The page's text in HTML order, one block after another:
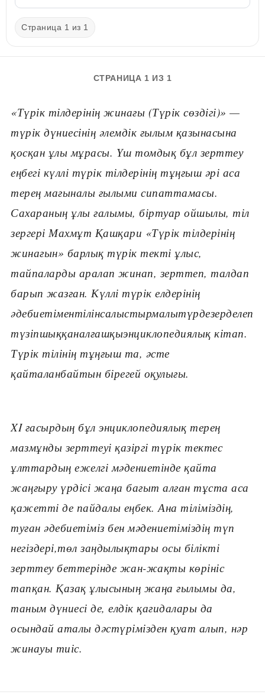
Страница 1 из 1
СТРАНИЦА 1 ИЗ 1
«Түрік тілдерінің жинағы (Түрік сөздігі)» —
түрік дүниесінің əлемдік ғылым қазынасына
қосқан ұлы мұрасы. Үш томдық бұл зерттеу
еңбегі күллі түрік тілдерінің тұңғыш əрі аса
терең мағыналы ғылыми сипаттамасы.
Сахараның ұлы ғалымы, біртуар ойшылы, тіл
зергері Махмұт Қашқари «Түрік тілдерінің
жинағын» барлық түрік текті ұлыс,
тайпаларды аралап жинап, зерттеп, талдап
барып жазған. Күллі түрік елдерінің
əдебиетіментілінсалыстырмалытүрдезерделеп
түзіпшыққаналғашқыэнциклопедиялық кітап.
Түрік тілінің тұңғыш та, əсте
қайталанбайтын бірегей оқулығы.
XI ғасырдың бұл энциклопедиялық терең
мазмұнды зерттеуі қазіргі түрік тектес
ұлттардың ежелгі мəдениетінде қайта
жаңғыру үрдісі жаңа бағыт алған тұста аса
қажетті де пайдалы еңбек. Ана тіліміздің,
туған əдебиетіміз бен мəдениетіміздің түп
негіздері,төл заңдылықтары осы білікті
зерттеу беттерінде жан-жақты көрініс
тапқан. Қазақ ұлысының жаңа ғылымы да,
таным дүниесі де, елдік қағидалары да
осындай аталы дəстүрімізден қуат алып, нəр
жинауы тиіс.